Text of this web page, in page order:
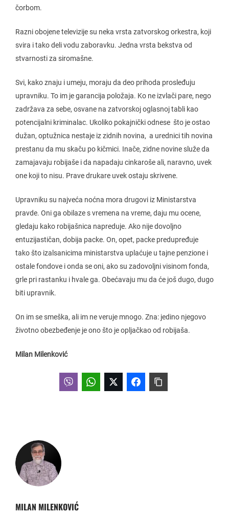
čorbom.
Razni obojene televizije su neka vrsta zatvorskog orkestra, koji
svira i tako deli vodu zaboravku. Jedna vrsta bekstva od
stvarnosti za siromašne.
Svi, kako znaju i umeju, moraju da deo prihoda prosleđuju
upravniku. To im je garancija položaja. Ko ne izvlači pare, nego
zadržava za sebe, osvane na zatvorskoj oglasnoj tabli kao
potencijalni kriminalac. Ukoliko pokajnički odnese što je ostao
dužan, optužnica nestaje iz zidnih novina, a urednici tih novina
prestanu da mu skaču po kičmici. Inače, zidne novine služe da
zamajavaju robijaše i da napadaju cinkaroše ali, naravno, uvek
one koji to nisu. Prave drukare uvek ostaju skrivene.
Upravniku su najveća noćna mora drugovi iz Ministarstva
pravde. Oni ga obilaze s vremena na vreme, daju mu ocene,
gledaju kako robijašnica napreduje. Ako nije dovoljno
entuzijastičan, dobija packe. On, opet, packe predupređuje
tako što izalsanicima ministarstva uplaćuje u tajne penzione i
ostale fondove i onda se oni, ako su zadovoljni visinom fonda,
grle pri rastanku i hvale ga. Obećavaju mu da će još dugo, dugo
biti upravnik.
On im se smeška, ali im ne veruje mnogo. Zna: jedino njegovo
životno obezbeđenje je ono što je opljačkao od robijaša.
Milan Milenković
MILAN MILENKOVIĆ